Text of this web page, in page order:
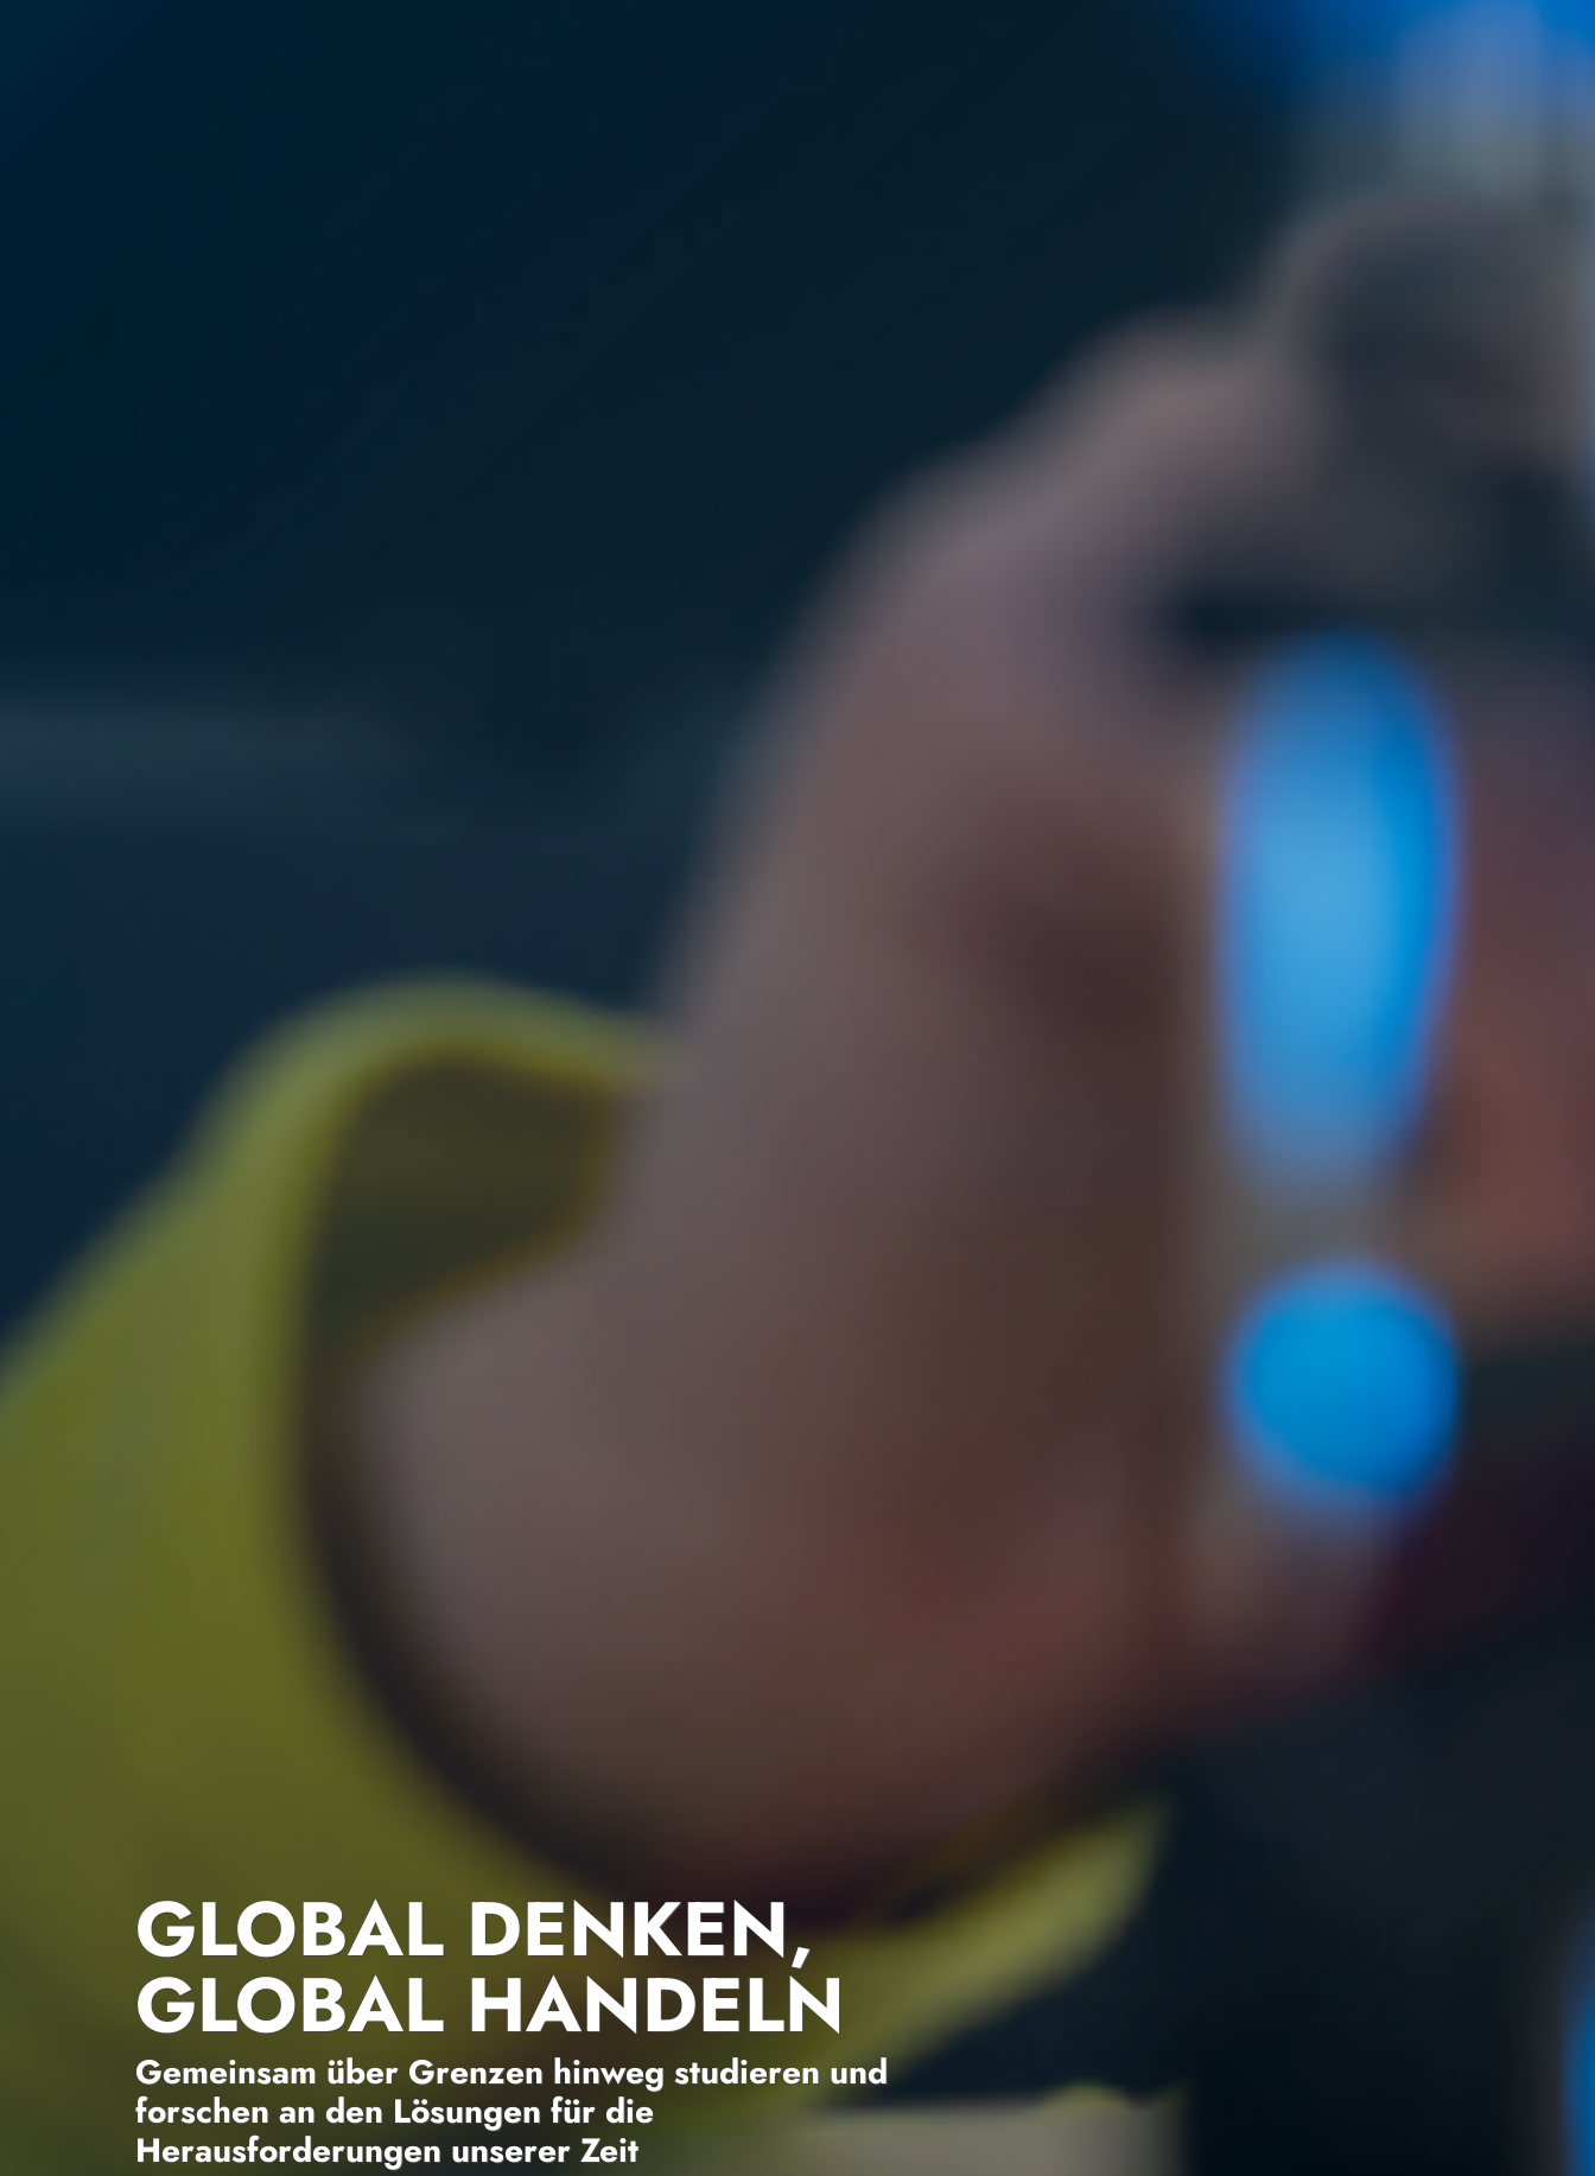
GLOBAL DENKEN,
GLOBAL HANDELN
Gemeinsam über Grenzen hinweg studieren und
forschen an den Lösungen für die
Herausforderungen unserer Zeit